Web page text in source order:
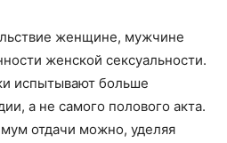
женщине, мужчине
женской сексуальности.
испытывают больше
а не самого полового акта.
отдачи можно, уделяя